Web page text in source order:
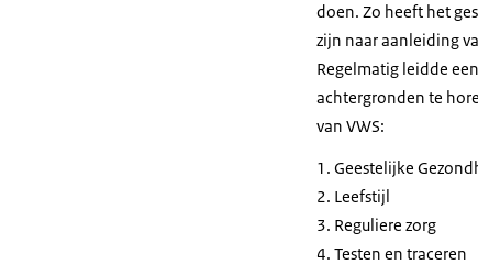
doen. Zo heeft het
zijn naar aanleiding
Regelmatig leidde
achtergronden te
van VWS:
Geestelijke
Leefstijl
Reguliere zorg
Testen en traceren